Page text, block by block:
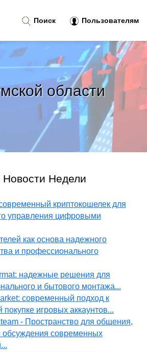
области
Новости Недели
криптокошелек для
управления цифровыми
как основа надежного
и профессионального
надежные решения для
и бытового монтажа...
современный подход к
покупке игровых аккаунтов...
- Пространство для общения,
обсуждения современных
Поиск Пользователям